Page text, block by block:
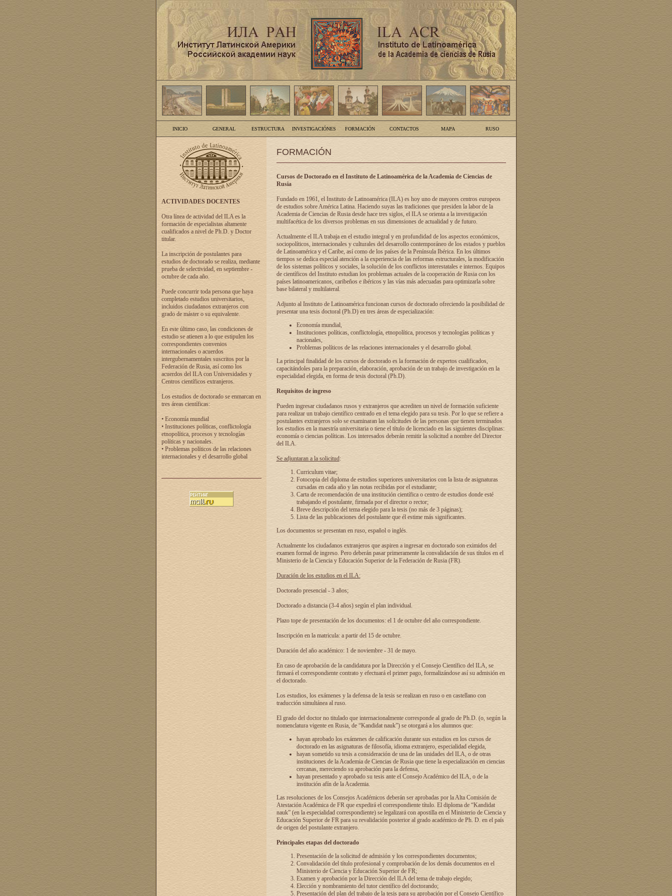
INICIO GENERAL ESTRUCTURA INVESTIGACIÓNES FORMACIÓN CONTACTOS MAPA RUSO
ACTIVIDADES DOCENTES
Otra línea de actividad del ILA es la
formación de especialistas altamente
cualificados a nivel de Ph.D. y Doctor
titular.
La inscripción de postulantes para
estudios de doctorado se realiza, mediante
prueba de selectividad, en septiembre -
octubre de cada año.
Puede concurrir toda persona que haya
completado estudios universitarios,
incluidos ciudadanos extranjeros con
grado de máster o su equivalente.
En este último caso, las condiciones de
estudio se atienen a lo que estipulen los
correspondientes convenios
internacionales o acuerdos
intergubernamentales suscritos por la
Federación de Rusia, así como los
acuerdos del ILA con Universidades y
Centros científicos extranjeros.
Los estudios de doctorado se enmarcan en
tres áreas científicas:
• Economía mundial
• Instituciones políticas, conflictología
etnopolítica, procesos y tecnologías
políticas y nacionales.
• Problemas políticos de las relaciones
internacionales y el desarrollo global
FORMACIÓN
Cursos de Doctorado en el Instituto de Latinoamérica de la Academia de Ciencias de
Rusia
Fundado en 1961, el Instituto de Latinoamérica (ILA) es hoy uno de mayores centros europeos
de estudios sobre América Latina. Haciendo suyas las tradiciones que presiden la labor de la
Academia de Ciencias de Rusia desde hace tres siglos, el ILA se orienta a la investigación
multifacética de los diversos problemas en sus dimensiones de actualidad y de futuro.
Actualmente el ILA trabaja en el estudio integral y en profundidad de los aspectos económicos,
sociopolíticos, internacionales y culturales del desarrollo contemporáneo de los estados y pueblos
de Latinoamérica y el Caribe, así como de los países de la Península Ibérica. En los últimos
tiempos se dedica especial atención a la experiencia de las reformas estructurales, la modificación
de los sistemas políticos y sociales, la solución de los conflictos interestatales e internos. Equipos
de científicos del Instituto estudian los problemas actuales de la cooperación de Rusia con los
países latinoamericanos, caribeños e ibéricos y las vías más adecuadas para optimizarla sobre
base bilateral y multilateral.
Adjunto al Instituto de Latinoamérica funcionan cursos de doctorado ofreciendo la posibilidad de
presentar una tesis doctoral (Ph.D) en tres áreas de especialización:
Economía mundial,
Instituciones políticas, conflictología, etnopolítica, procesos y tecnologías políticas y
nacionales,
Problemas políticos de las relaciones internacionales y el desarrollo global.
La principal finalidad de los cursos de doctorado es la formación de expertos cualificados,
capacitándoles para la preparación, elaboración, aprobación de un trabajo de investigación en la
especialidad elegida, en forma de tesis doctoral (Ph.D).
Requisitos de ingreso
Pueden ingresar ciudadanos rusos y extranjeros que acrediten un nivel de formación suficiente
para realizar un trabajo científico centrado en el tema elegido para su tesis. Por lo que se refiere a
postulantes extranjeros solo se examinaran las solicitudes de las personas que tienen terminados
los estudios en la maestría universitaria o tiene el título de licenciado en las siguientes disciplinas:
economía o ciencias políticas. Los interesados deberán remitir la solicitud a nombre del Director
del ILA.
Se adjuntaran a la solicitud:
Curriculum vitae;
Fotocopia del diploma de estudios superiores universitarios con la lista de asignaturas
cursadas en cada año y las notas recibidas por el estudiante;
Carta de recomendación de una institución científica o centro de estudios donde esté
trabajando el postulante, firmada por el director o rector;
Breve descripción del tema elegido para la tesis (no más de 3 páginas);
Lista de las publicaciones del postulante que él estime más significantes.
Los documentos se presentan en ruso, español o inglés.
Actualmente los ciudadanos extranjeros que aspiren a ingresar en doctorado son eximidos del
examen formal de ingreso. Pero deberán pasar primeramente la convalidación de sus títulos en el
Ministerio de la Ciencia y Educación Superior de la Federación de Rusia (FR).
Duración de los estudios en el ILA:
Doctorado presencial - 3 años;
Doctorado a distancia (3-4 años) según el plan individual.
Plazo tope de presentación de los documentos: el 1 de octubre del año correspondiente.
Inscripción en la matricula: a partir del 15 de octubre.
Duración del año académico: 1 de noviembre - 31 de mayo.
En caso de aprobación de la candidatura por la Dirección y el Consejo Científico del ILA, se
firmará el correspondiente contrato y efectuará el primer pago, formalizándose así su admisión en
el doctorado.
Los estudios, los exámenes y la defensa de la tesis se realizan en ruso o en castellano con
traducción simultánea al ruso.
El grado del doctor no titulado que internacionalmente corresponde al grado de Ph.D. (o, según la
nomenclatura vigente en Rusia, de “Kandidat nauk”) se otorgará a los alumnos que:
hayan aprobado los exámenes de calificación durante sus estudios en los cursos de
doctorado en las asignaturas de filosofía, idioma extranjero, especialidad elegida,
hayan sometido su tesis a consideración de una de las unidades del ILA, o de otras
instituciones de la Academia de Ciencias de Rusia que tiene la especialización en ciencias
cercanas, mereciendo su aprobación para la defensa,
hayan presentado y aprobado su tesis ante el Consejo Académico del ILA, o de la
institución afín de la Academia.
Las resoluciones de los Consejos Académicos deberán ser aprobadas por la Alta Comisión de
Atestación Académica de FR que expedirá el correspondiente título. El diploma de “Kandidat
nauk” (en la especialidad correspondiente) se legalizará con apostilla en el Ministerio de Ciencia y
Educación Superior de FR para su revalidación posterior al grado académico de Ph. D. en el país
de origen del postulante extranjero.
Principales etapas del doctorado
Presentación de la solicitud de admisión y los correspondientes documentos;
Convalidación del título profesional y comprobación de los demás documentos en el
Ministerio de Ciencia y Educación Superior de FR;
Examen y aprobación por la Dirección del ILA del tema de trabajo elegido;
Elección y nombramiento del tutor científico del doctorando;
Presentación del plan del trabajo de la tesis para su aprobación por el Consejo Científico